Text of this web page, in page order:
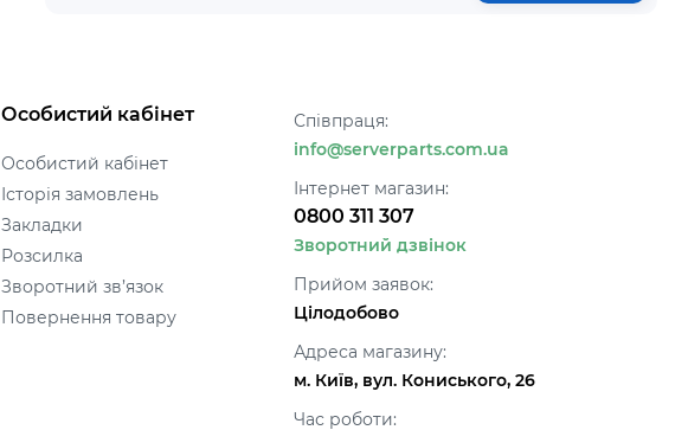
Особистий кабінет
Особистий кабінет
Історія замовлень
Закладки
Розсилка
Зворотний зв’язок
Повернення товару
Співпраця:
info@serverparts.com.ua
Інтернет магазин:
0800 311 307
Зворотний дзвінок
Прийом заявок:
Цілодобово
Адреса магазину:
м. Київ, вул. Кониського, 26
Час роботи: